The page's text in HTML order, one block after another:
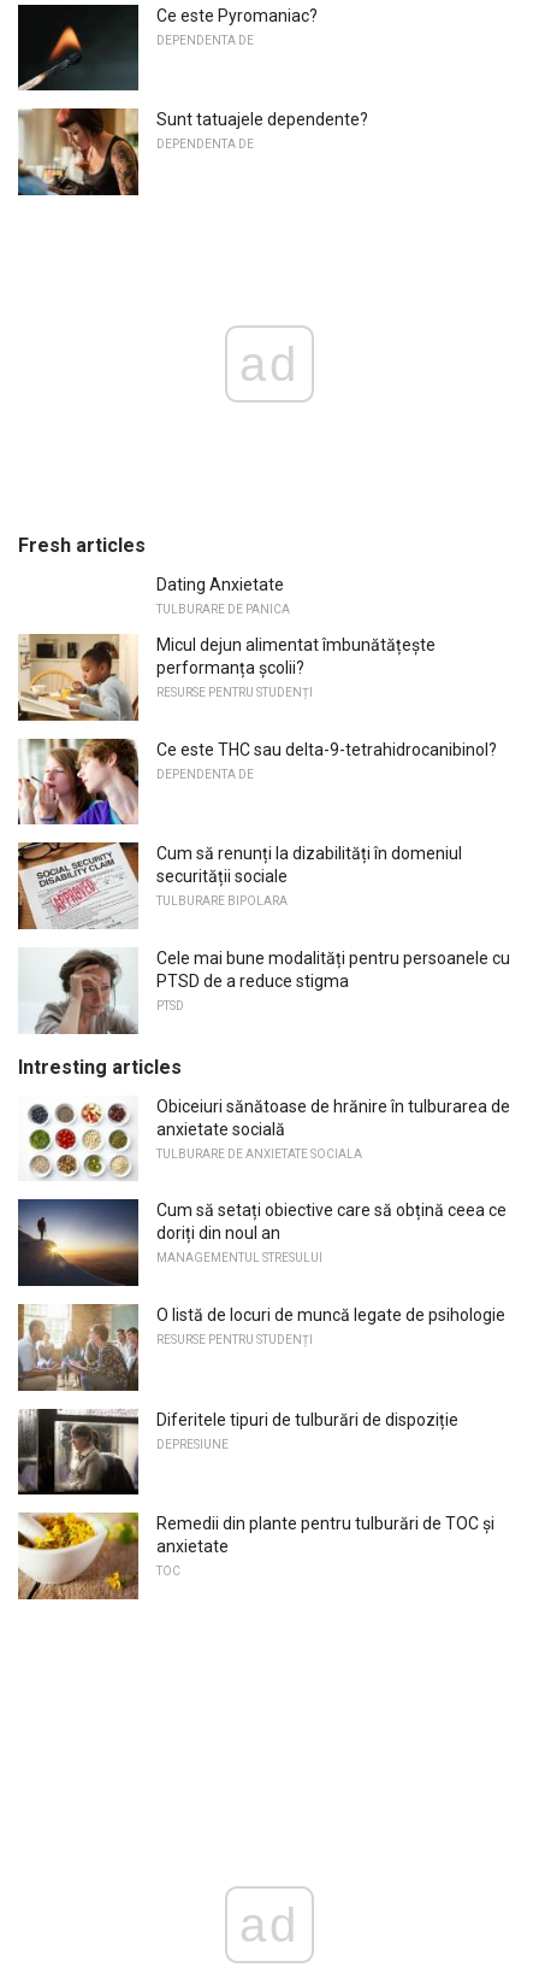
Ce este Pyromaniac?
DEPENDENTA DE
Sunt tatuajele dependente?
DEPENDENTA DE
ad
Fresh articles
Dating Anxietate
TULBURARE DE PANICA
Micul dejun alimentat îmbunătățește
performanța școlii?
RESURSE PENTRU STUDENȚI
Ce este THC sau delta-9-tetrahidrocanibinol?
DEPENDENTA DE
Cum să renunți la dizabilități în domeniul
securității sociale
TULBURARE BIPOLARA
Cele mai bune modalități pentru persoanele cu
PTSD de a reduce stigma
PTSD
Intresting articles
Obiceiuri sănătoase de hrănire în tulburarea de
anxietate socială
TULBURARE DE ANXIETATE SOCIALA
Cum să setați obiective care să obțină ceea ce
doriți din noul an
MANAGEMENTUL STRESULUI
O listă de locuri de muncă legate de psihologie
RESURSE PENTRU STUDENȚI
Diferitele tipuri de tulburări de dispoziție
DEPRESIUNE
Remedii din plante pentru tulburări de TOC și
anxietate
TOC
ad